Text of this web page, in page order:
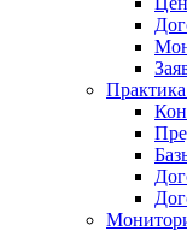
Практика